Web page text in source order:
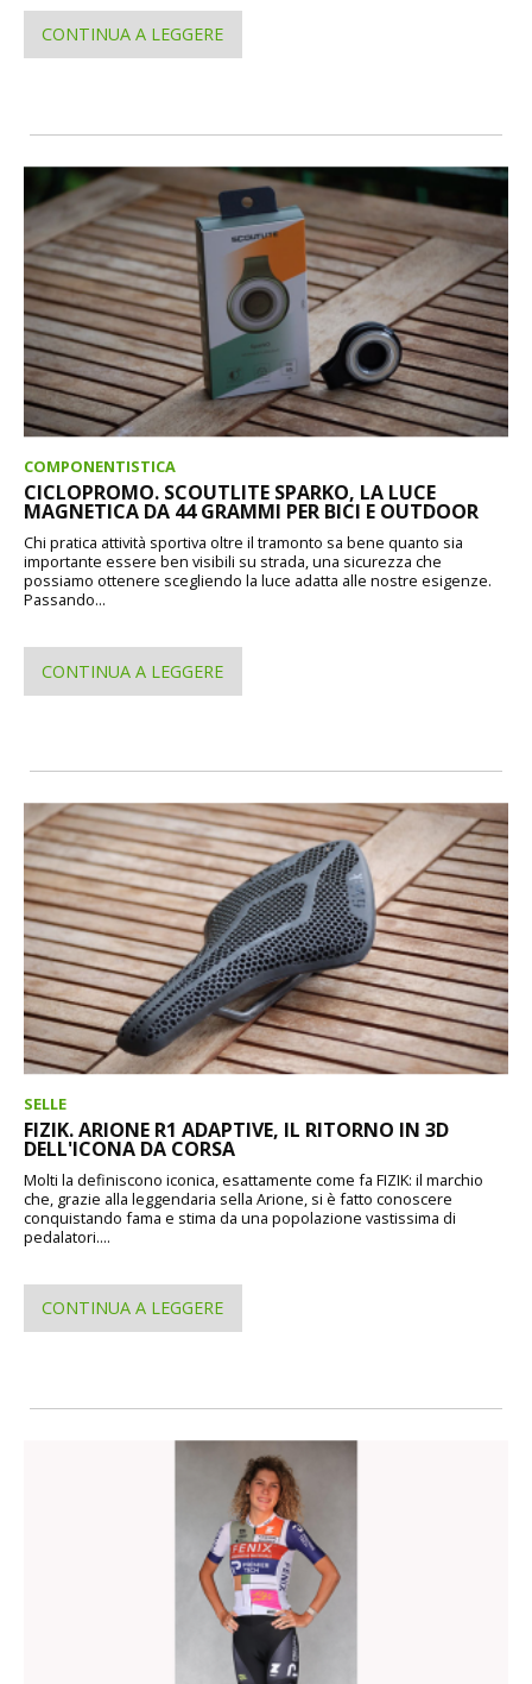
CONTINUA A LEGGERE
COMPONENTISTICA
CICLOPROMO. SCOUTLITE SPARKO, LA LUCE
MAGNETICA DA 44 GRAMMI PER BICI E OUTDOOR
Chi pratica attività sportiva oltre il tramonto sa bene quanto sia
importante essere ben visibili su strada, una sicurezza che
possiamo ottenere scegliendo la luce adatta alle nostre esigenze.
Passando...
CONTINUA A LEGGERE
SELLE
FIZIK. ARIONE R1 ADAPTIVE, IL RITORNO IN 3D
DELL'ICONA DA CORSA
Molti la definiscono iconica, esattamente come fa FIZIK: il marchio
che, grazie alla leggendaria sella Arione, si è fatto conoscere
conquistando fama e stima da una popolazione vastissima di
pedalatori....
CONTINUA A LEGGERE